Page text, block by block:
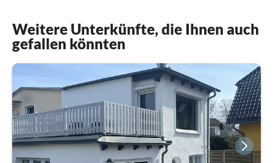
Weitere Unterkünfte, die Ihnen auch
gefallen könnten